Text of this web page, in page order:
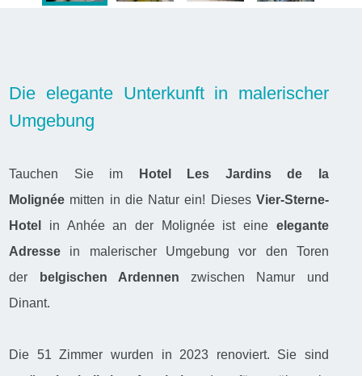
Die elegante Unterkunft in malerischer
Umgebung
Tauchen Sie im
Hotel Les Jardins de la
Molignée mitten in die Natur ein! Dieses Vier-Sterne-
Hotel
in Anhée an der Molignée ist eine elegante
Adresse in malerischer Umgebung vor den Toren
der
belgischen Ardennen zwischen Namur und
Dinant.
Die 51 Zimmer wurden in 2023 renoviert. Sie sind